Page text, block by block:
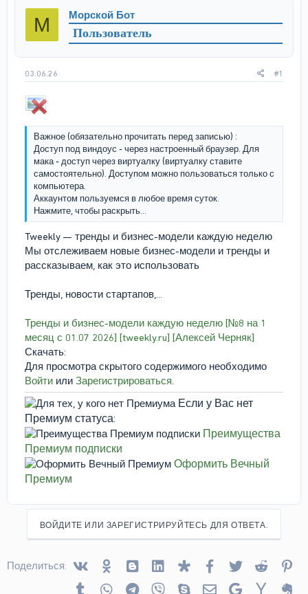
р
е
ы
ч
а
л
М Морской Бот
Пользователь
03.06.26 #1
Важное (обязательно прочитать перед записью) :
Доступ под виндоус - через настроенный браузер. Для
мака - доступ через виртуалку (виртуалку ставите
самостоятельно). Доступом можно пользоваться только с
компьютера.
Аккаунтом пользуемся в любое время суток.
Нажмите, чтобы раскрыть...
Tweekly — тренды и бизнес-модели каждую неделю
Мы отслеживаем новые бизнес-модели и тренды и
рассказываем, как это использовать
Тренды, новости стартапов,...
Тренды и бизнес-модели каждую неделю [№8 на 1
месяц с 01.07 2026] [tweekly.ru] [Алексей Черняк]
Скачать:
Для просмотра скрытого содержимого необходимо
Войти или Зарегистрироваться.
Если у Вас нет
Премиум статуса:
Преимущества
Премиум подписки
Оформить Вечный
Премиум
ВОЙДИТЕ ИЛИ ЗАРЕГИСТРИРУЙТЕСЬ ДЛЯ ОТВЕТА.
Поделиться: VkontakteOdnoklassniki
Blogger Linked InDiasporaFacebook
TwitterReddit
Tumblr WhatsAppTelegram
Viber SkypeЭлектронная почта
Google Yahoo